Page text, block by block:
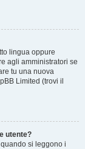
lingua oppure
agli amministratori se
tu una nuova
Limited (trovi il
utente?
si leggono i